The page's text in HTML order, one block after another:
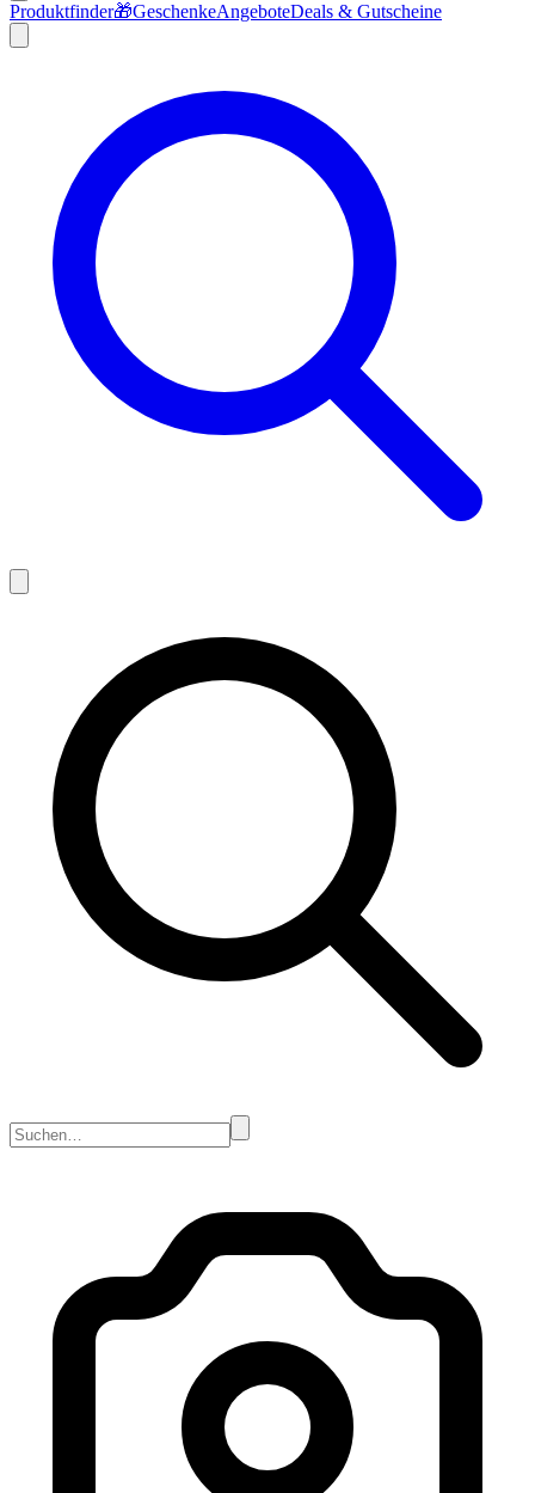
Produktfinder🎁GeschenkeAngeboteDeals & Gutscheine